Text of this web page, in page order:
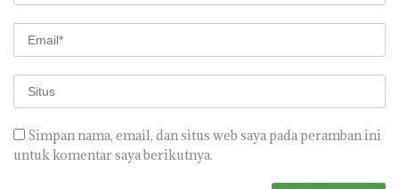
Simpan nama, email, dan situs web saya pada peramban ini
untuk komentar saya berikutnya.